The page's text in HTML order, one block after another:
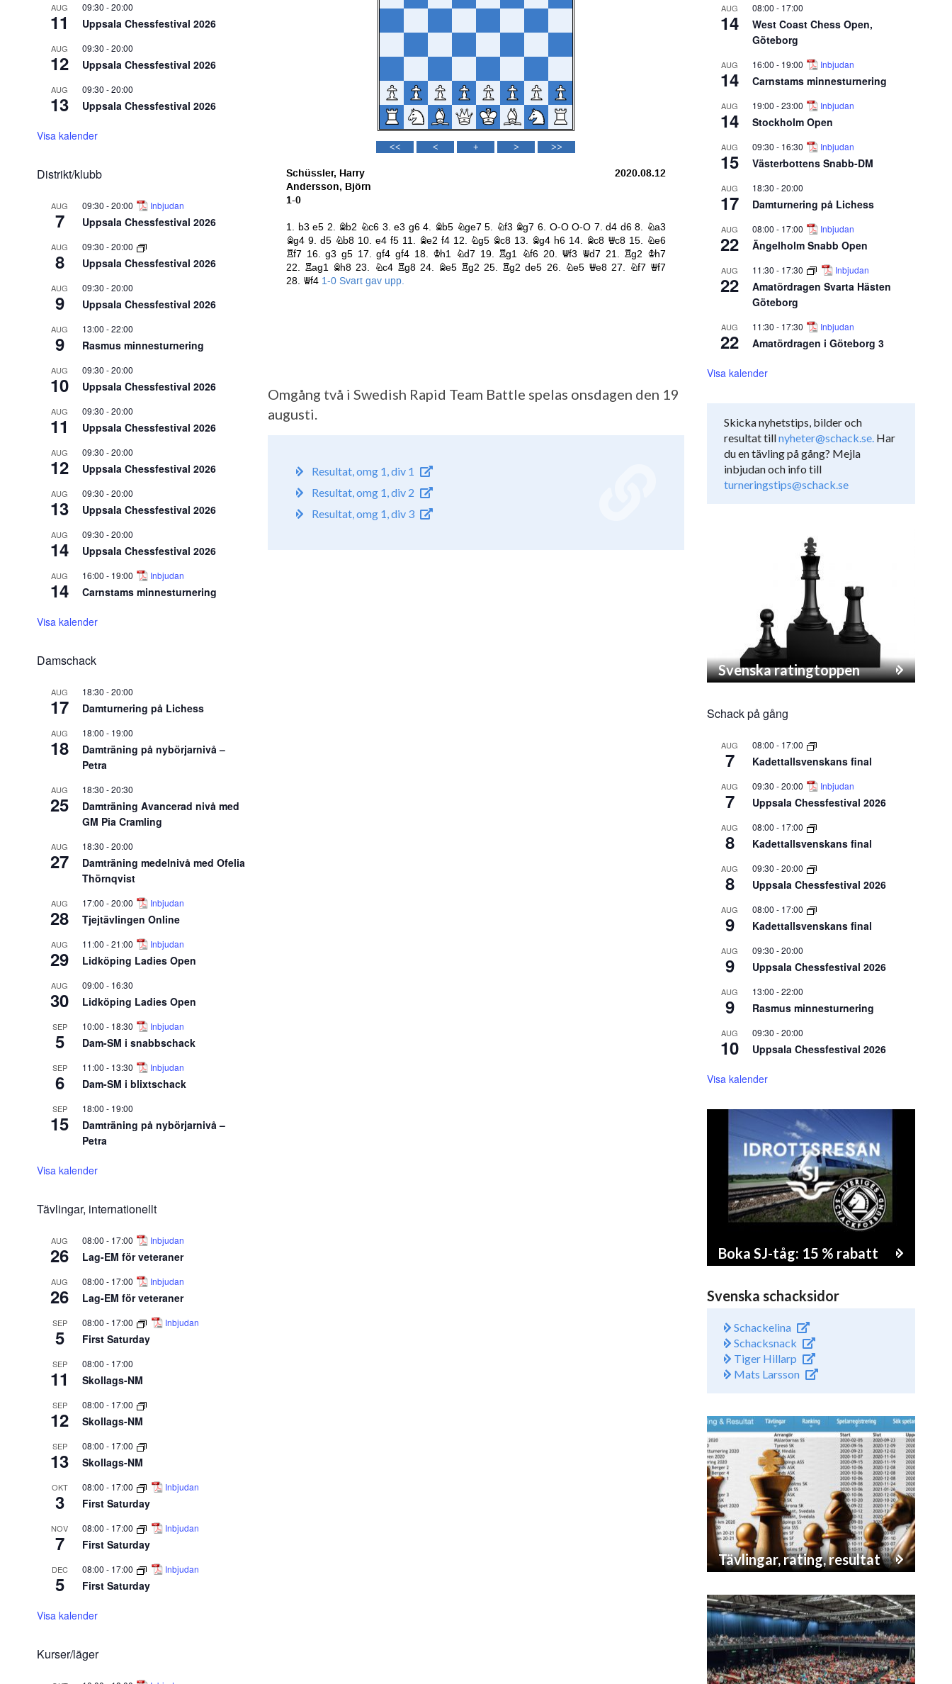
AUG
11
09:30 -20:00
Uppsala Chessfestival 2026
AUG
12
09:30 -20:00
Uppsala Chessfestival 2026
AUG
13
09:30 -20:00
Uppsala Chessfestival 2026
Visa kalender
Distrikt/klubb
AUG
7
09:30 -20:00 Inbjudan
Uppsala Chessfestival 2026
AUG
8
09:30 -20:00
Uppsala Chessfestival 2026
AUG
9
09:30 -20:00
Uppsala Chessfestival 2026
AUG
9
13:00 -22:00
Rasmus minnesturnering
AUG
10
09:30 -20:00
Uppsala Chessfestival 2026
AUG
11
09:30 -20:00
Uppsala Chessfestival 2026
AUG
12
09:30 -20:00
Uppsala Chessfestival 2026
AUG
13
09:30 -20:00
Uppsala Chessfestival 2026
AUG
14
09:30 -20:00
Uppsala Chessfestival 2026
AUG
14
16:00 - 19:00 Inbjudan
Carnstams minnesturnering
Visa kalender
Damschack
AUG
17
18:30 -20:00
Damturnering på Lichess
AUG
18
18:00 - 19:00
Damträning på nybörjarnivå –
Petra
AUG
25
18:30 -20:30
Damträning Avancerad nivå med
GM Pia Cramling
AUG
27
18:30 -20:00
Damträning medelnivå med Ofelia
Thörnqvist
AUG
28
17:00 -20:00 Inbjudan
Tjejtävlingen Online
AUG
29
11:00 -21:00 Inbjudan
Lidköping Ladies Open
AUG
30
09:00 - 16:30
Lidköping Ladies Open
SEP
5
10:00 - 18:30 Inbjudan
Dam-SM i snabbschack
SEP
6
11:00 - 13:30 Inbjudan
Dam-SM i blixtschack
SEP
15
18:00 - 19:00
Damträning på nybörjarnivå –
Petra
Visa kalender
Tävlingar, internationellt
AUG
26
08:00 - 17:00 Inbjudan
Lag-EM för veteraner
AUG
26
08:00 - 17:00 Inbjudan
Lag-EM för veteraner
SEP
5
08:00 - 17:00 Inbjudan
First Saturday
SEP
11
08:00 - 17:00
Skollags-NM
SEP
12
08:00 - 17:00
Skollags-NM
SEP
13
08:00 - 17:00
Skollags-NM
OKT
3
08:00 - 17:00 Inbjudan
First Saturday
NOV
7
08:00 - 17:00 Inbjudan
First Saturday
DEC
5
08:00 - 17:00 Inbjudan
First Saturday
Visa kalender
Kurser/läger
Omgång två i Swedish Rapid Team Battle spelas onsdagen den 19
augusti.
Resultat, omg 1, div 1
Resultat, omg 1, div 2
Resultat, omg 1, div 3
AUG
14
08:00 - 17:00
West Coast Chess Open,
Göteborg
AUG
14
16:00 - 19:00 Inbjudan
Carnstams minnesturnering
AUG
14
19:00 -23:00 Inbjudan
Stockholm Open
AUG
15
09:30 - 16:30 Inbjudan
Västerbottens Snabb-DM
AUG
17
18:30 -20:00
Damturnering på Lichess
AUG
22
08:00 - 17:00 Inbjudan
Ängelholm Snabb Open
AUG
22
11:30 - 17:30 Inbjudan
Amatördragen Svarta Hästen
Göteborg
AUG
22
11:30 - 17:30 Inbjudan
Amatördragen i Göteborg 3
Visa kalender
Skicka nyhetstips, bilder och
resultat tillnyheter@schack.se. Har
du en tävling på gång? Mejla
inbjudan och info till
turneringstips@schack.se
Svenska ratingtoppen
Schack på gång
AUG
7
08:00 - 17:00
Kadettallsvenskans final
AUG
7
09:30 -20:00 Inbjudan
Uppsala Chessfestival 2026
AUG
8
08:00 - 17:00
Kadettallsvenskans final
AUG
8
09:30 -20:00
Uppsala Chessfestival 2026
AUG
9
08:00 - 17:00
Kadettallsvenskans final
AUG
9
09:30 -20:00
Uppsala Chessfestival 2026
AUG
9
13:00 -22:00
Rasmus minnesturnering
AUG
10
09:30 -20:00
Uppsala Chessfestival 2026
Visa kalender
Boka SJ-tåg: 15 % rabatt
Svenska schacksidor
Schackelina
Schacksnack
Tiger Hillarp
Mats Larsson
Tävlingar, rating, resultat